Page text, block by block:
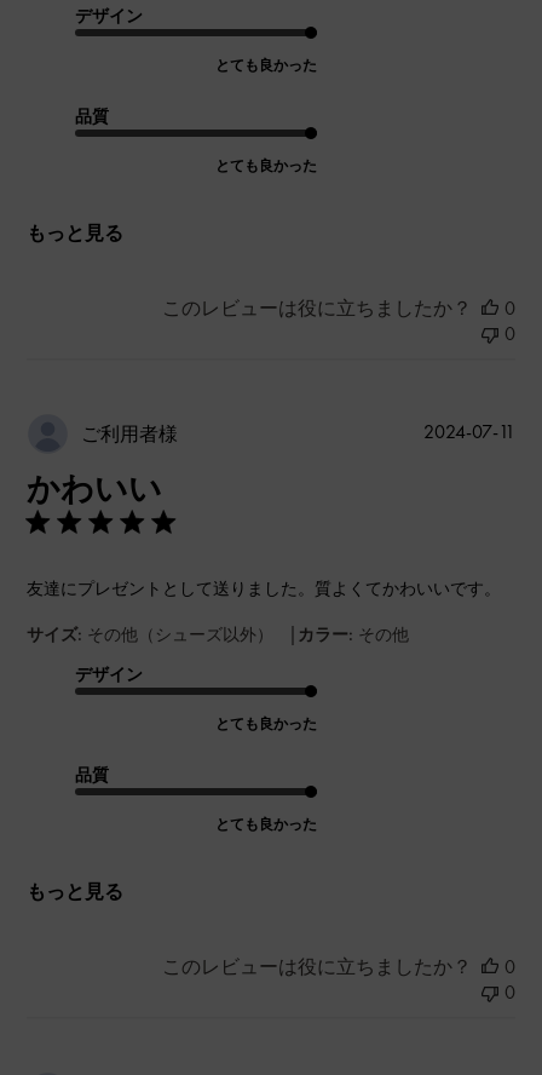
デザイン
とても良かった
品質
とても良かった
もっと見る
このレビューは役に立ちましたか？
0
0
ご利用者様
かわいい
友達にプレゼントとして送りました。質よくてかわいいです。
サイズ: その他（シューズ以外） | カラー: その他
デザイン
とても良かった
品質
とても良かった
もっと見る
2024-07-11
このレビューは役に立ちましたか？
0
0